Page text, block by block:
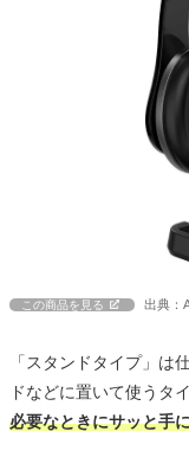
この商品を見る 出典：
「スタンドタイプ」は
ドなどに置いて使うタ
必要なときにサッと手